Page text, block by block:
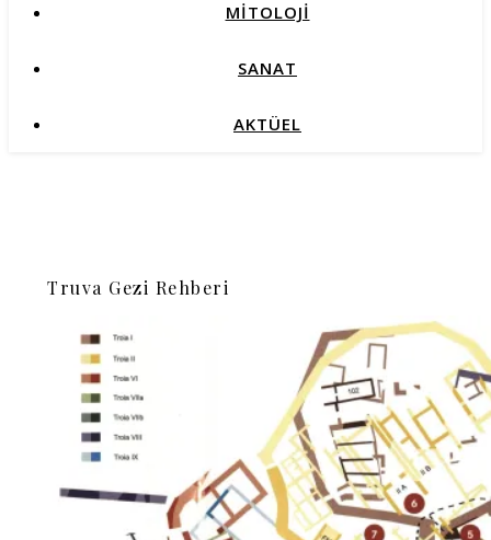
MİTOLOJİ
SANAT
AKTÜEL
Truva Gezi Rehberi